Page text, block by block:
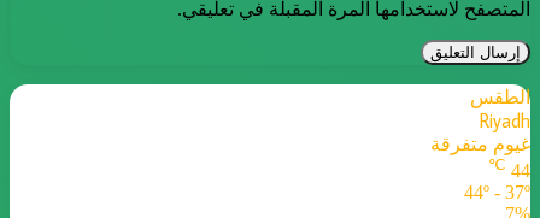
المتصفح لاستخدامها المرة المقبلة في تعليقي.
الطقس
Riyadh
غيوم متفرقة
44
℃
44º - 37º